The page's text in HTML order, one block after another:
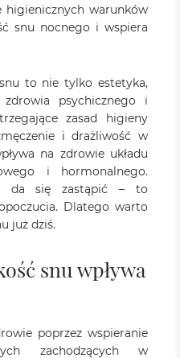
higienicznych warunków
snu nocnego i wspiera
to nie tylko estetyka,
psychicznego i
zasad higieny
i drażliwość w
na zdrowie układu
i hormonalnego.
da się zastąpić – to
Dlatego warto
już dziś.
snu wpływa
poprzez wspieranie
zachodzących w